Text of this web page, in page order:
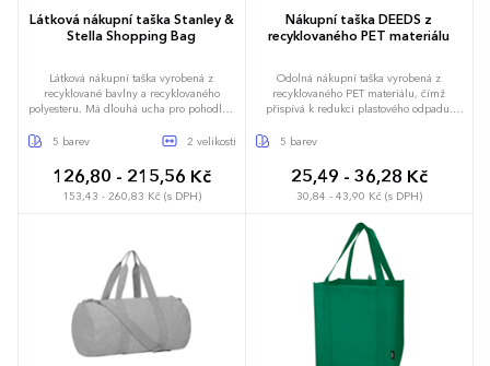
Látková nákupní taška Stanley &
Stella Shopping Bag
Látková nákupní taška vyrobená z
recyklované bavlny a recyklovaného
polyesteru. Má dlouhá ucha pro pohodlné
49x37x14 cm a ucha mají délku 70 cm.
5 barev 2 velikosti
126,80 - 215,56 Kč
153,43 - 260,83 Kč (s DPH)
Nákupní taška DEEDS z
recyklovaného PET materiálu
Odolná nákupní taška vyrobená z
recyklovaného PET materiálu, čímž
přispívá k redukci plastového odpadu.
5 barev
25,49 - 36,28 Kč
30,84 - 43,90 Kč (s DPH)